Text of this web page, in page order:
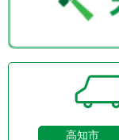
高知市